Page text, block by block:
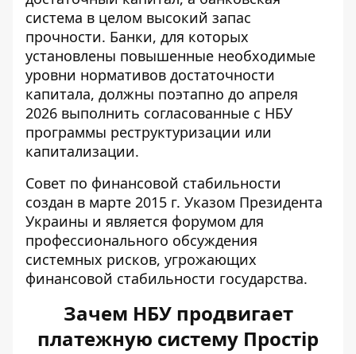
система в целом высокий запас
прочности. Банки, для которых
установлены повышенные необходимые
уровни нормативов достаточности
капитала, должны поэтапно до апреля
2026 выполнить согласованные с НБУ
программы реструктуризации или
капитализации.
Совет по финансовой стабильности
создан в марте 2015 г. Указом Президента
Украины и является форумом для
профессионального обсуждения
системных рисков, угрожающих
финансовой стабильности государства.
Зачем НБУ продвигает
платежную систему Простір